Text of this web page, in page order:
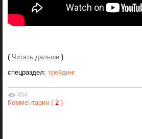
( Читать дальше )
спецраздел: трейдинг
464
Комментарии ( 2 )